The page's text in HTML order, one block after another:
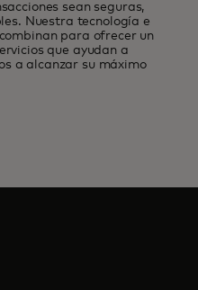
sean seguras,
Nuestra tecnología e
para ofrecer un
que ayudan a
a alcanzar su máximo